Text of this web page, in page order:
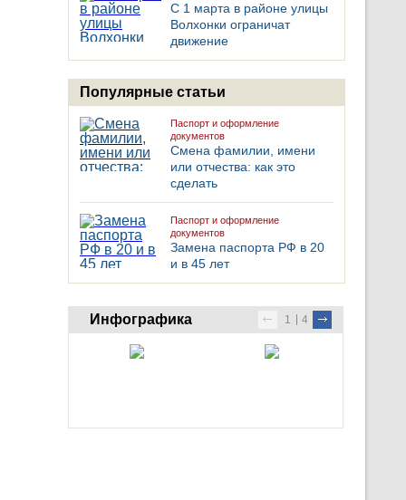
С 1 марта в районе улицы
Волхонки ограничат
движение
Популярные статьи
Паспорт и оформление
документов
Смена фамилии, имени
или отчества: как это
сделать
Паспорт и оформление
документов
Замена паспорта РФ в 20
и в 45 лет
Инфографика 1 4